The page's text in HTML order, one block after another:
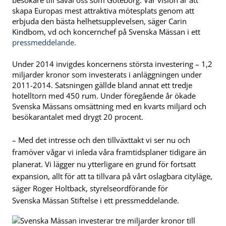
skapa Europas mest attraktiva mötesplats genom att
erbjuda den bästa helhetsupplevelsen, säger Carin
Kindbom, vd och koncernchef på Svenska Mässan i ett
pressmeddelande.
Under 2014 invigdes koncernens största investering – 1,2
miljarder kronor som investerats i anläggningen under
2011-2014. Satsningen gällde bland annat ett tredje
hotelltorn med 450 rum. Under föregående år ökade
Svenska Mässans omsättning med en kvarts miljard och
besökarantalet med drygt 20 procent.
– Med det intresse och den tillväxttakt vi ser nu och
framöver vågar vi inleda våra framtidsplaner tidigare än
planerat. Vi lägger nu ytterligare en grund för fortsatt
expansion, allt för att ta tillvara på vårt oslagbara cityläge,
säger Roger Holtback, styrelseordförande för
Svenska Mässan Stiftelse i ett pressmeddelande.